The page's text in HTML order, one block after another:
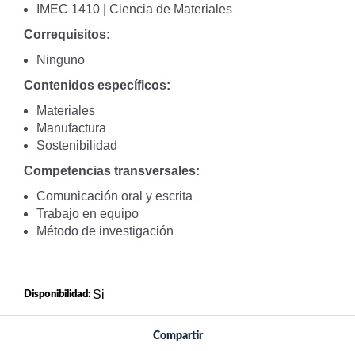
IMEC 1410 | Ciencia de Materiales
Correquisitos:
Ninguno
Contenidos específicos:
Materiales
Manufactura
Sostenibilidad
Competencias transversales:
Comunicación oral y escrita
Trabajo en equipo
Método de investigación
Disponibilidad: Si
Compartir